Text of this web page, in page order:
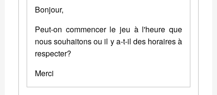
Bonjour,
Peut-on commencer le jeu à l'heure que
nous souhaitons ou il y a-t-il des horaires à
respecter?
Merci